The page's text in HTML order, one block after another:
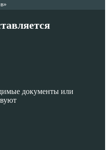
документы или